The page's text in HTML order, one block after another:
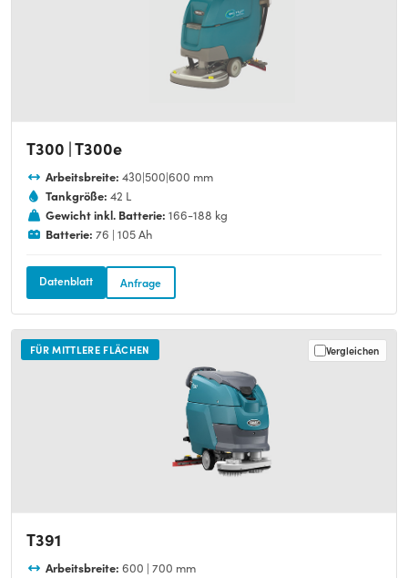
T300 | T300e
Arbeitsbreite: 430|500|600 mm
Tankgröße: 42 L
Gewicht inkl. Batterie: 166-188 kg
Batterie: 76 | 105 Ah
Datenblatt Anfrage
FÜR MITTLERE FLÄCHEN Vergleichen
T391
Arbeitsbreite: 600 | 700 mm